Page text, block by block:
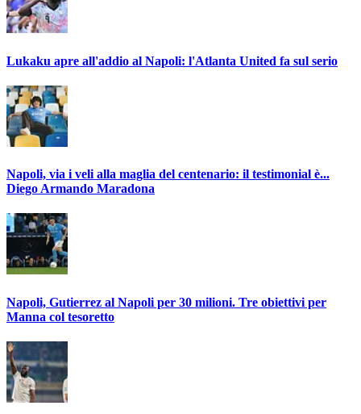
Lukaku apre all'addio al Napoli: l'Atlanta United fa sul serio
Napoli, via i veli alla maglia del centenario: il testimonial è...
Diego Armando Maradona
Napoli, Gutierrez al Napoli per 30 milioni. Tre obiettivi per
Manna col tesoretto